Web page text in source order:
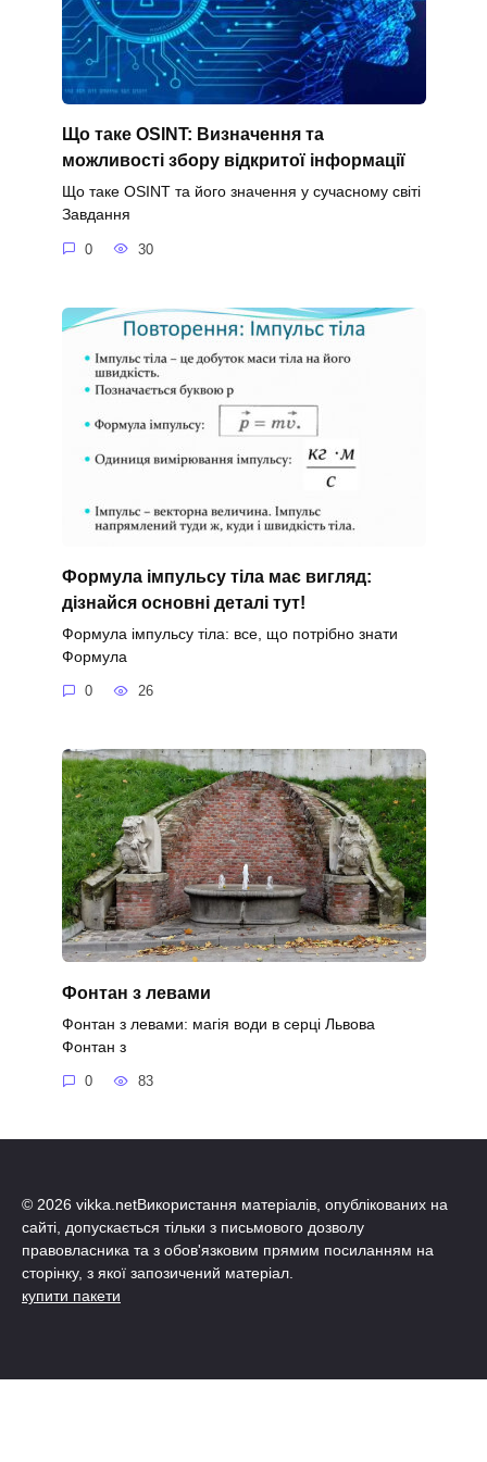
Що таке OSINT: Визначення та
можливості збору відкритої інформації
Що таке OSINT та його значення у сучасному світі
Завдання
0 30
Формула імпульсу тіла має вигляд:
дізнайся основні деталі тут!
Формула імпульсу тіла: все, що потрібно знати
Формула
0 26
Фонтан з левами
Фонтан з левами: магія води в серці Львова
Фонтан з
0 83
© 2026 vikka.netВикористання матеріалів, опублікованих на
сайті, допускається тільки з письмового дозволу
правовласника та з обов'язковим прямим посиланням на
сторінку, з якої запозичений матеріал.
купити пакети